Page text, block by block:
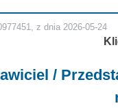
z dnia 2026-05-24
/